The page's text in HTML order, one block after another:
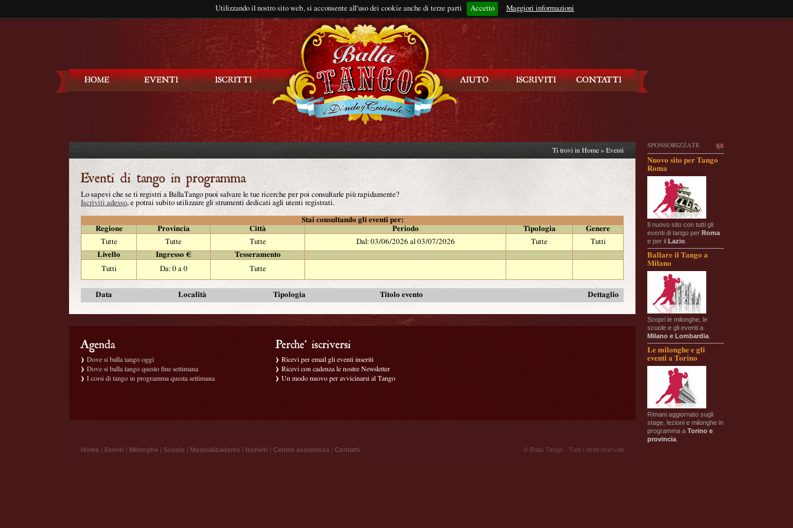
Utilizzando il nostro sito web, si acconsente all'uso dei cookie anche di terze parti Accetto Maggiori informazioni
Rimani connesso?
SPONSORIZZATE
Nuovo sito per Tango
Roma
Il nuovo sito con tutti gli
eventi di tango per Roma
e per il Lazio
Ballare il Tango a
Milano
Scopri le milonghe, le
scuole e gli eventi a
Milano e Lombardia
Le milonghe e gli
eventi a Torino
Rimani aggiornato sugli
stage, lezioni e milonghe in
programma a Torino e
provincia
Ti trovi in Home » Eventi
Lo sapevi che se ti registri a BallaTango puoi salvare le tue ricerche per poi consultarle più rapidamente?
Iscriviti adesso, e potrai subito utilizzare gli strumenti dedicati agli utenti registrati.
Stai consultando gli eventi per:
Regione
Provincia Città Periodo Tipologia
Genere
Tutte
Tutte Tutte Dal: 03/06/2026 al 03/07/2026 Tutte
Tutti
Livello
Ingresso €
Tesseramento
Tutti
Da: 0 a 0 Tutte
Data Località Tipologia Titolo evento Dettaglio
Dove si balla tango oggi
Dove si balla tango questo fine settimana
I corsi di tango in programma questa settimana
Ricevi per email gli eventi inseriti
Ricevi con cadenza le nostre Newsletter
Un modo nuovo per avvicinarsi al Tango
Home | Eventi | Milonghe | Scuole | Musicalizadores | Iscriviti | Centro assistenza | Contatti ® Balla Tango - Tutti i diritti riservati